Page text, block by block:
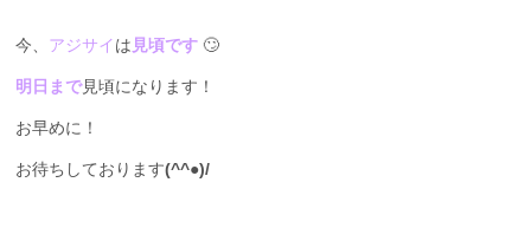
今、 アジサイは 見頃です 🙄
明日まで見頃になります！
お早めに！
お待ちしております(^^●)/